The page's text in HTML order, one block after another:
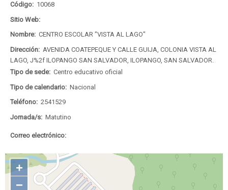
la
Gestión
Educativa
Salvadoreña
Código: 10068
Sitio Web:
Nombre: CENTRO ESCOLAR "VISTA AL LAGO"
Dirección: AVENIDA COATEPEQUE Y CALLE GUIJA, COLONIA VISTA AL
LAGO, J%2f ILOPANGO SAN SALVADOR, ILOPANGO, SAN SALVADOR.
Tipo de sede: Centro educativo oficial
Tipo de calendario: Nacional
Teléfono: 2541529
Jornada/s: Matutino
Correo electrónico: